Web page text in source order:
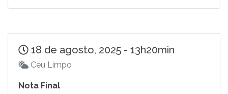
18 de agosto, 2025 - 13h20min
Céu Limpo
Nota Final